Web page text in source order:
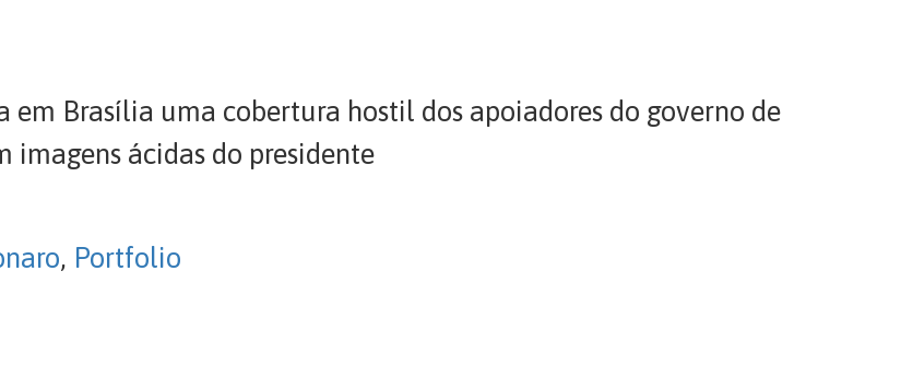
Brasília uma cobertura hostil dos apoiadores do governo de
imagens ácidas do presidente
, Portfolio